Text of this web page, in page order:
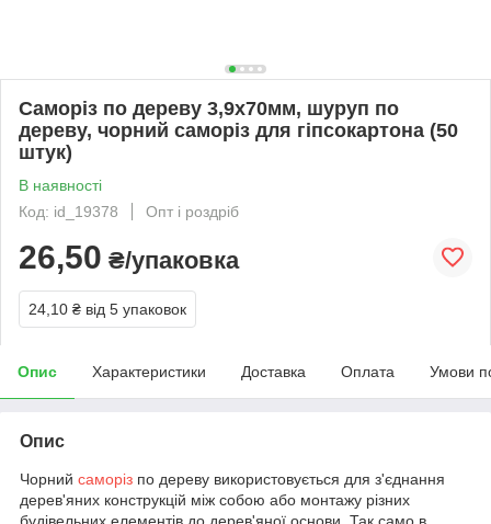
Саморіз по дереву 3,9х70мм, шуруп по
дереву, чорний саморіз для гіпсокартона (50
штук)
В наявності
Код: id_19378
Опт і роздріб
26,50 ₴/упаковка
24,10 ₴ від 5 упаковок
Опис Характеристики Доставка Оплата Умови
Опис
Чорний саморіз по дереву використовується для з'єднання
дерев'яних конструкцій між собою або монтажу різних
будівельних елементів до дерев'яної основи. Так само в